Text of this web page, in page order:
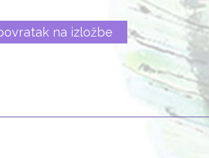
na izložbe